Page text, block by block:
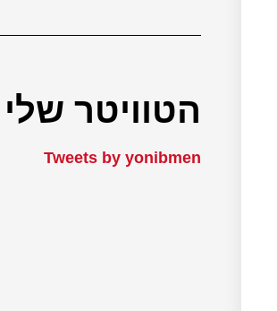
הטוויטר שלי
Tweets by yonibmen